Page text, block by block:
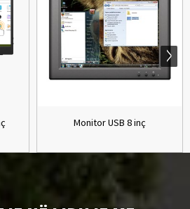
Monitor USB 8 inç